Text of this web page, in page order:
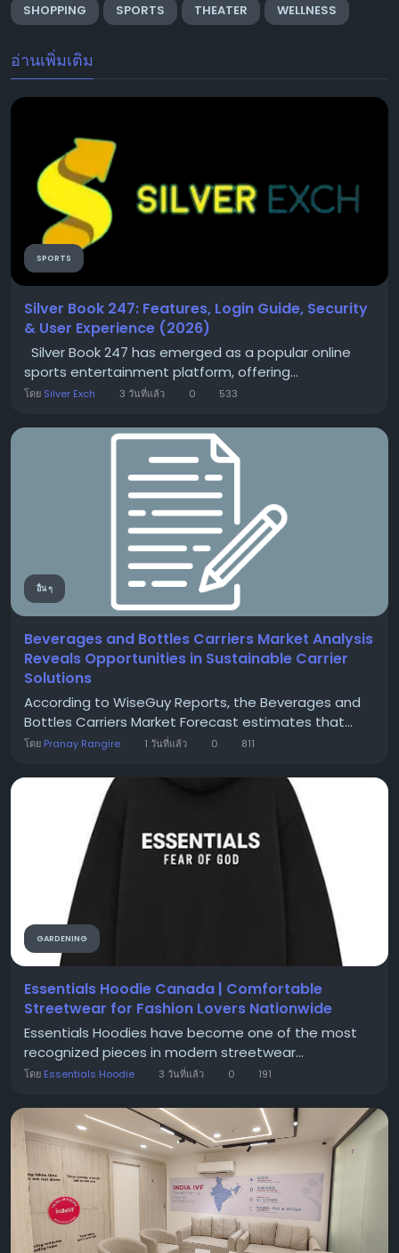
SHOPPING SPORTS THEATER WELLNESS
อ่านเพิ่มเติม
SPORTS
Silver Book 247: Features, Login Guide, Security
& User Experience (2026)
Silver Book 247 has emerged as a popular online
sports entertainment platform, offering...
โดย Silver Exch 3 วันที่แล้ว 0 533
อื่น ๆ
Beverages and Bottles Carriers Market Analysis
Reveals Opportunities in Sustainable Carrier
Solutions
According to WiseGuy Reports, the Beverages and
Bottles Carriers Market Forecast estimates that...
โดย Pranay Rangire 1 วันที่แล้ว 0 811
GARDENING
Essentials Hoodie Canada | Comfortable
Streetwear for Fashion Lovers Nationwide
Essentials Hoodies have become one of the most
recognized pieces in modern streetwear...
โดย Essentials Hoodie 3 วันที่แล้ว 0 191